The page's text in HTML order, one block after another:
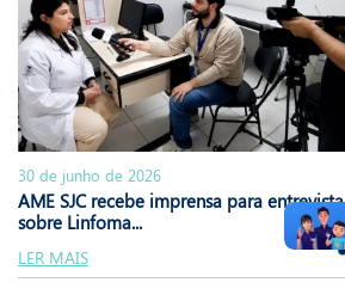
30 de junho de 2026
AME SJC recebe imprensa para entrevista
sobre Linfoma...
LER MAIS